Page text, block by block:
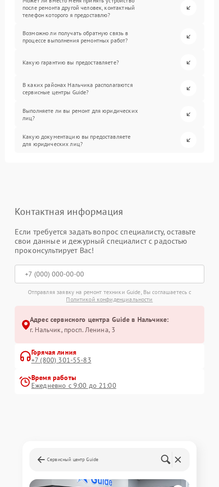
после ремонта другой человек, контактный
телефон которого я предоставлю?
Возможно ли получать обратную связь в
процессе выполнения ремонтных работ?
Какую гарантию вы предоставляете?
В каких районах Нальчика располагаются
сервисные центры Guide?
Выполняете ли вы ремонт для юридических
лиц?
Какую документацию вы предоставляете
для юридических лиц?
Контактная информация
Если требуется задать вопрос специалисту, оставьте
свои данные и дежурный специалист с радостью
проконсультирует Вас!
Отправляя заявку на ремонт техники Guide, Вы соглашаетесь с
Политикой конфиденциальности
Адрес сервисного центра Guide в Нальчике:
г. Нальчик, просп. Ленина, 3
Горячая линия
+7 (800) 301-55-83
Время работы
Ежедневно с 9:00 до 21:00
Сервисный центр Guide